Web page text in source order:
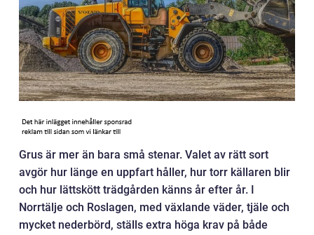
Grus är mer än bara små stenar. Valet av rätt sort
avgör hur länge en uppfart håller, hur torr källaren blir
och hur lättskött trädgården känns år efter år. I
Norrtälje och Roslagen, med växlande väder, tjäle och
mycket nederbörd, ställs extra höga krav på både